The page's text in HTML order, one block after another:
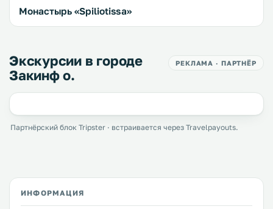
Монастырь «Spiliotissa»
Экскурсии в городе
Закинф о.
РЕКЛАМА · ПАРТНЁР
Партнёрский блок Tripster · встраивается через Travelpayouts.
ИНФОРМАЦИЯ